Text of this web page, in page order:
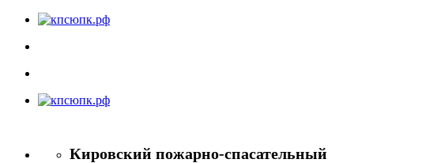
Кировский пожарно-спасательный